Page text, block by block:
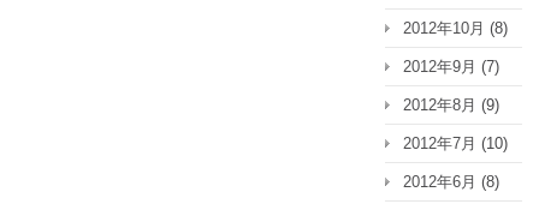
2012年10月 (8)
2012年9月 (7)
2012年8月 (9)
2012年7月 (10)
2012年6月 (8)